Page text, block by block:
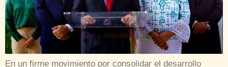
En un firme movimiento por consolidar el desarrollo